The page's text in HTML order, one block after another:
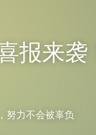
报来袭
努力不会被辜负